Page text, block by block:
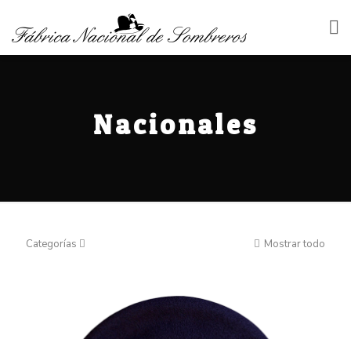
Nacionales
Categorías Mostrar todo